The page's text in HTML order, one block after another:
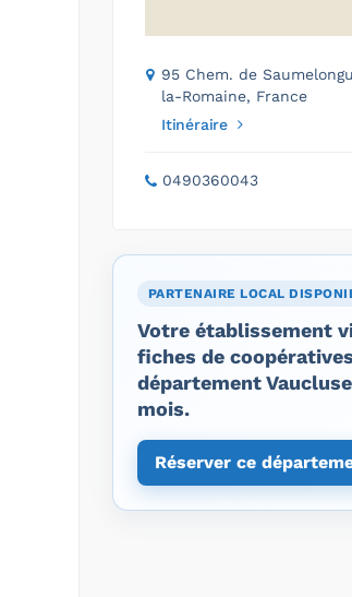
95 Chem. de
la-Romaine, France
Itinéraire
0490360043
PARTENAIRE LOCAL
Votre établissement
fiches de
département
mois.
Réserver ce